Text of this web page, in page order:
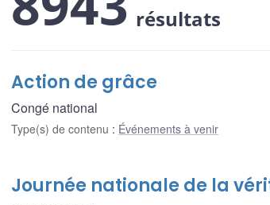
résultats
Action de grâce
Congé national
Type(s) de contenu : Événements à venir
Journée nationale de la